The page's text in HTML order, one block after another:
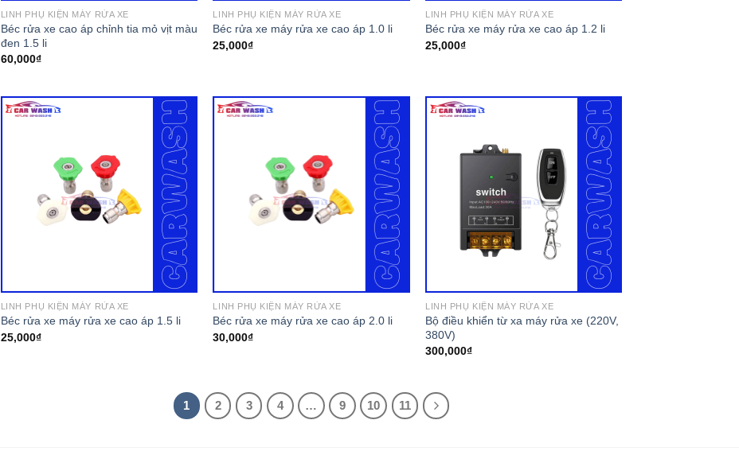
LINH PHỤ KIỆN MÁY RỬA XE
Béc rửa xe cao áp chỉnh tia mỏ vịt màu
đen 1.5 li
60,000₫
LINH PHỤ KIỆN MÁY RỬA XE
Béc rửa xe máy rửa xe cao áp 1.0 li
25,000₫
LINH PHỤ KIỆN MÁY RỬA XE
Béc rửa xe máy rửa xe cao áp 1.2 li
25,000₫
LINH PHỤ KIỆN MÁY RỬA XE
Béc rửa xe máy rửa xe cao áp 1.5 li
25,000₫
LINH PHỤ KIỆN MÁY RỬA XE
Béc rửa xe máy rửa xe cao áp 2.0 li
30,000₫
LINH PHỤ KIỆN MÁY RỬA XE
Bộ điều khiển từ xa máy rửa xe (220V,
380V)
300,000₫
1 2 3 4 … 9 10 11